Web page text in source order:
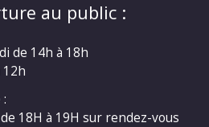
au public :
de 14h à 18h
12h
18H à 19H sur rendez-vous